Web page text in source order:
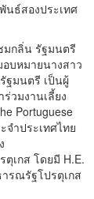
ธ์สองประเทศ
มกลิ่น รัฐมนตรี
บหมายนางสาว
ฐมนตรี เป็นผู้
วมงานเลี้ยง
Portuguese
จำประเทศไทย
เกส โดยมี H.E.
ารณรัฐโปรตุเกส